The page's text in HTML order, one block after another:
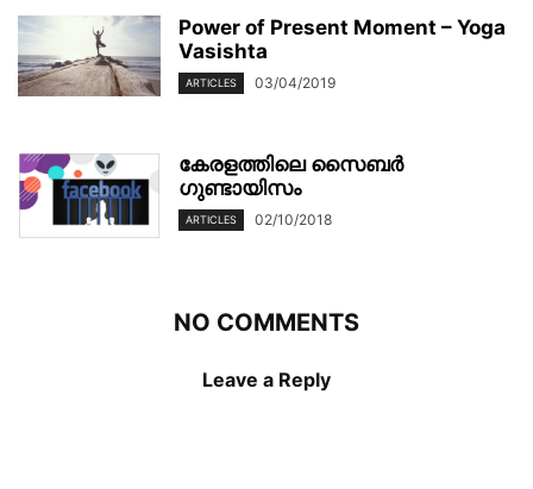
Power of Present Moment – Yoga
Vasishta
ARTICLES 03/04/2019
കേരളത്തിലെ സൈബർ
ഗുണ്ടായിസം
ARTICLES 02/10/2018
NO COMMENTS
Leave a Reply